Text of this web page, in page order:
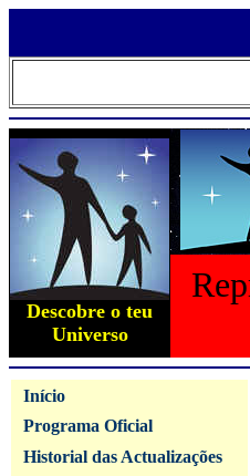
Descobre o teu
Universo
Início
Programa Oficial
Historial das Actualizações